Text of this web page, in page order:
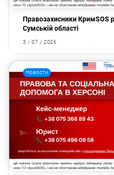
Правозахисники КримSOS
Сумській області
3 / 07 / 2026
Новости